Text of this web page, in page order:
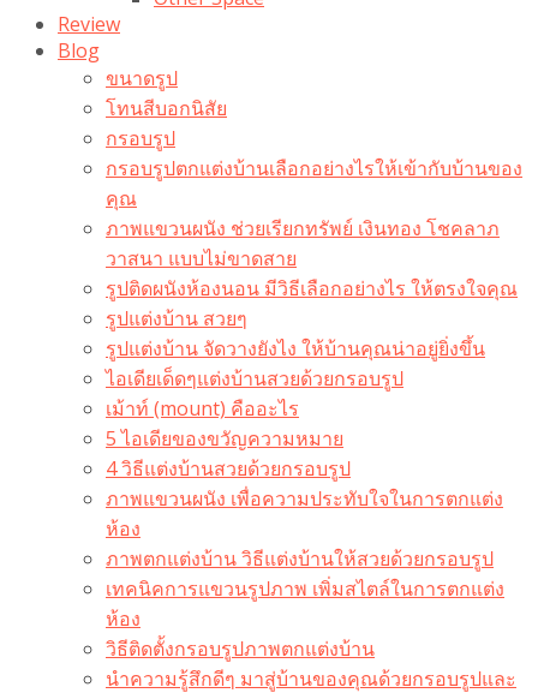
Review
Blog
ขนาดรูป
โทนสีบอกนิสัย
กรอบรูป
กรอบรูปตกแต่งบ้านเลือกอย่างไรให้เข้ากับบ้านของ
คุณ
ภาพแขวนผนัง ช่วยเรียกทรัพย์ เงินทอง โชคลาภ
วาสนา แบบไม่ขาดสาย
รูปติดผนังห้องนอน มีวิธีเลือกอย่างไร ให้ตรงใจคุณ
รูปแต่งบ้าน สวยๆ
รูปแต่งบ้าน จัดวางยังไง ให้บ้านคุณน่าอยู่ยิ่งขึ้น
ไอเดียเด็ดๆแต่งบ้านสวยด้วยกรอบรูป
เม้าท์ (mount) คืออะไร​
5 ไอเดียของขวัญความหมาย
4 วิธีแต่งบ้านสวยด้วยกรอบรูป
ภาพแขวนผนัง เพื่อความประทับใจในการตกแต่ง
ห้อง
ภาพตกแต่งบ้าน วิธีแต่งบ้านให้สวยด้วยกรอบรูป
เทคนิคการแขวนรูปภาพ เพิ่มสไตล์ในการตกแต่ง
ห้อง
วิธีติดตั้งกรอบรูปภาพตกแต่งบ้าน
นำความรู้สึกดีๆ มาสู่บ้านของคุณด้วยกรอบรูปและ